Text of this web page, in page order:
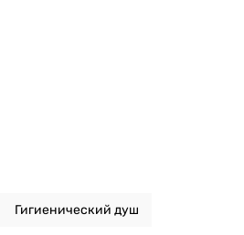
Гигиенический душ